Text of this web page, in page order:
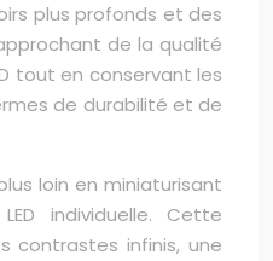
plus profonds et des
de la qualité
tout en conservant les
de durabilité et de
loin en miniaturisant
individuelle. Cette
contrastes infinis, une